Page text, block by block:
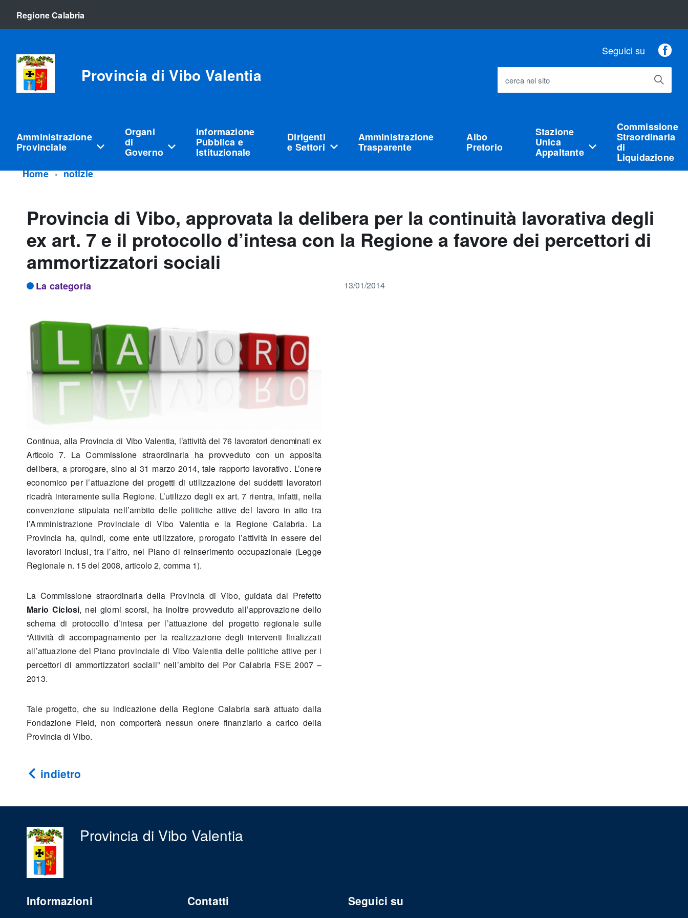
Regione Calabria
Provincia di Vibo Valentia
Seguici su
cerca nel sito
Amministrazione
Provinciale
Organi
di
Governo
Informazione
Pubblica e
Istituzionale
Dirigenti
e Settori
Amministrazione
Trasparente
Albo
Pretorio
Stazione
Unica
Appaltante
Commissione
Straordinaria
di
Liquidazione
Home
notizie
Provincia di Vibo, approvata la delibera per la continuità lavorativa degli
ex art. 7 e il protocollo d’intesa con la Regione a favore dei percettori di
ammortizzatori sociali
La categoria 13/01/2014
Continua, alla Provincia di Vibo Valentia, l’attività dei 76 lavoratori denominati ex
Articolo 7. La Commissione straordinaria ha provveduto con un apposita
delibera, a prorogare, sino al 31 marzo 2014, tale rapporto lavorativo. L’onere
economico per l’attuazione dei progetti di utilizzazione dei suddetti lavoratori
ricadrà interamente sulla Regione. L’utilizzo degli ex art. 7 rientra, infatti, nella
convenzione stipulata nell’ambito delle politiche attive del lavoro in atto tra
l’Amministrazione Provinciale di Vibo Valentia e la Regione Calabria. La
Provincia ha, quindi, come ente utilizzatore, prorogato l’attività in essere dei
lavoratori inclusi, tra l’altro, nel Piano di reinserimento occupazionale (Legge
Regionale n. 15 del 2008, articolo 2, comma 1).
La Commissione straordinaria della Provincia di Vibo, guidata dal Prefetto
Mario Ciclosi, nei giorni scorsi, ha inoltre provveduto all’approvazione dello
schema di protocollo d’intesa per l’attuazione del progetto regionale sulle
“Attività di accompagnamento per la realizzazione degli interventi finalizzati
all’attuazione del Piano provinciale di Vibo Valentia delle politiche attive per i
percettori di ammortizzatori sociali” nell’ambito del Por Calabria FSE 2007 –
2013.
Tale progetto, che su indicazione della Regione Calabria sarà attuato dalla
Fondazione Field, non comporterà nessun onere finanziario a carico della
Provincia di Vibo.
indietro
Provincia di Vibo Valentia
Informazioni Contatti Seguici su